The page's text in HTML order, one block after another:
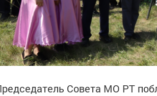
Совета МО РТ